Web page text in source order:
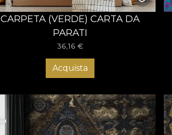
CARPETA (VERDE) CARTA DA
PARATI
36,16 €
Acquista